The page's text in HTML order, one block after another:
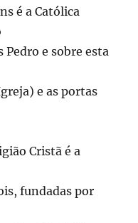
é a Católica
Pedro e sobre esta
e as portas
Cristã é a
fundadas por